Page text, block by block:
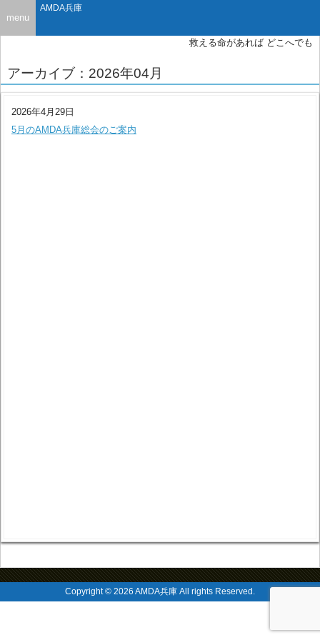
AMDA兵庫
救える命があれば どこへでも
アーカイブ：2026年04月
2026年4月29日
5月のAMDA兵庫総会のご案内
menu
Copyright © 2026 AMDA兵庫 All rights Reserved.